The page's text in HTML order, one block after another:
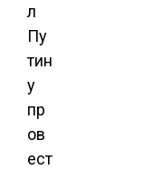
л
Пу
тин
у
пр
ов
ест